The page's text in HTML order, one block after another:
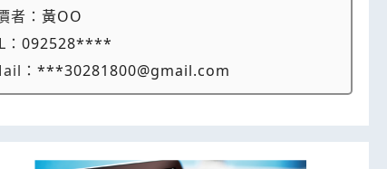
者： 黃OO
：092528****
：***30281800@gmail.com